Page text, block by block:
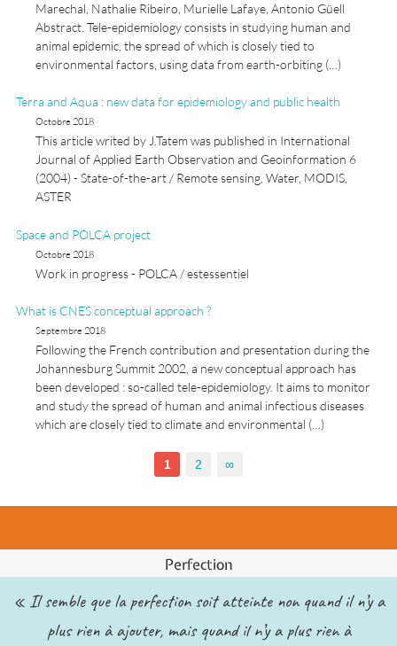
Marechal, Nathalie Ribeiro, Murielle Lafaye, Antonio Güell
Abstract. Tele-epidemiology consists in studying human and
animal epidemic, the spread of which is closely tied to
environmental factors, using data from earth-orbiting (…)
Terra and Aqua : new data for epidemiology and public health
Octobre 2018
This article writed by J.Tatem was published in International
Journal of Applied Earth Observation and Geoinformation 6
(2004) - State-of-the-art / Remote sensing, Water, MODIS,
ASTER
Space and POLCA project
Octobre 2018
Work in progress - POLCA / estessentiel
What is CNES conceptual approach ?
Septembre 2018
Following the French contribution and presentation during the
Johannesburg Summit 2002, a new conceptual approach has
been developed : so-called tele-epidemiology. It aims to monitor
and study the spread of human and animal infectious diseases
which are closely tied to climate and environmental (…)
1 2 ∞
Perfection
« Il semble que la perfection soit atteinte non quand il n’y a
plus rien à ajouter, mais quand il n’y a plus rien à